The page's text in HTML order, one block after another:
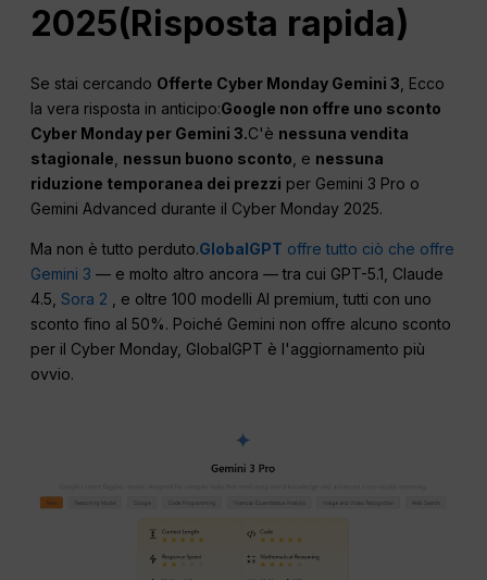
2025(Risposta rapida)
Se stai cercando Offerte Cyber Monday Gemini 3 , Ecco
la vera risposta in anticipo:Google non offre uno sconto
Cyber Monday per Gemini 3.C'è nessuna vendita
stagionale nessun buono sconto , e nessuna
riduzione temporanea dei prezzi per Gemini 3 Pro o
Gemini Advanced durante il Cyber Monday 2025.
Ma non è tutto perduto.GlobalGPT offre tutto ciò che offre
Gemini 3— e molto altro ancora — tra cui GPT-5.1, Claude
4.5,Sora 2 , e oltre 100 modelli AI premium, tutti con uno
sconto fino al 50%. Poiché Gemini non offre alcuno sconto
per il Cyber Monday, GlobalGPT è l'aggiornamento più
ovvio.